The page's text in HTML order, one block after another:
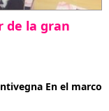
de la gran
En el marco